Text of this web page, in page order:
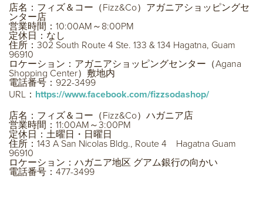
店名：フィズ＆コー（Fizz&Co）アガニアショッピングセ
ンター店
営業時間：10:00AM～8:00PM
定休日：なし
住所：302 South Route 4 Ste. 133 & 134 Hagatna, Guam
96910
ロケーション：アガニアショッピングセンター（Agana
Shopping Center）敷地内
電話番号：922-3499
URL： https://www.facebook.com/fizzsodashop/
店名：フィズ＆コー（Fizz&Co）ハガニア店
営業時間：11:00AM～3:00PM
定休日：土曜日・日曜日
住所：143 A San Nicolas Bldg., Route 4 Hagatna Guam
96910
ロケーション：ハガニア地区 グアム銀行の向かい
電話番号：477-3499